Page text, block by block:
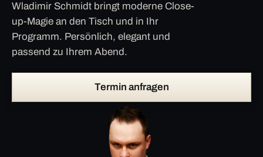
Wladimir Schmidt bringt moderne Close-
up-Magie an den Tisch und in Ihr
Programm. Persönlich, elegant und
passend zu Ihrem Abend.
Termin anfragen